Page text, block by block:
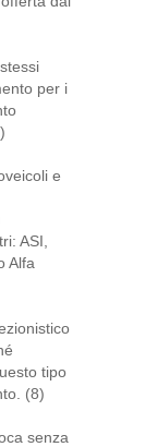
per i
e
ASI,
Alfa
tipo
(8)
senza